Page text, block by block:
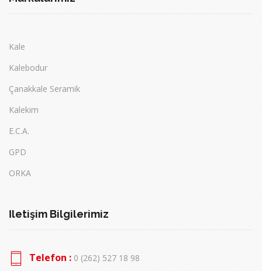
Kale
Kalebodur
Çanakkale Seramik
Kalekim
E.C.A.
GPD
ORKA
İletişim Bilgilerimiz
Telefon : 0 (262) 527 18 98